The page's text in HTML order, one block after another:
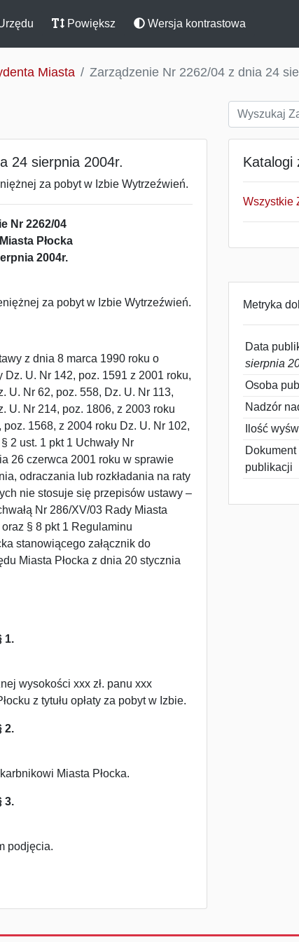
Powiększ Wersja kontrastowa
Miasta Zarządzenie Nr 2262/04 z dnia 24
24 sierpnia 2004r.
za pobyt w Izbie Wytrzeźwień.
Nr 2262/04
Płocka
2004r.
za pobyt w Izbie Wytrzeźwień.
z dnia 8 marca 1990 roku o
U. Nr 142, poz. 1591 z 2001 roku,
U. Nr 62, poz. 558, Dz. U. Nr 113,
U. Nr 214, poz. 1806, z 2003 roku
1568, z 2004 roku Dz. U. Nr 102,
2 ust. 1 pkt 1 Uchwały Nr
26 czerwca 2001 roku w sprawie
odraczania lub rozkładania na raty
nie stosuje się przepisów ustawy –
Nr 286/XV/03 Rady Miasta
§ 8 pkt 1 Regulaminu
stanowiącego załącznik do
Miasta Płocka z dnia 20 stycznia
1.
wysokości xxx zł. panu xxx
z tytułu opłaty za pobyt w Izbie.
2.
Miasta Płocka.
3.
podjęcia.
Katalogi
Wszystkie
Metryka
Data
sierpnia
Osoba
Nadzór
Ilość
publikacji